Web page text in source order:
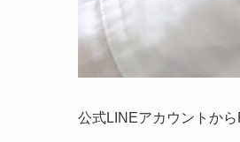
公式LINEアカウントか